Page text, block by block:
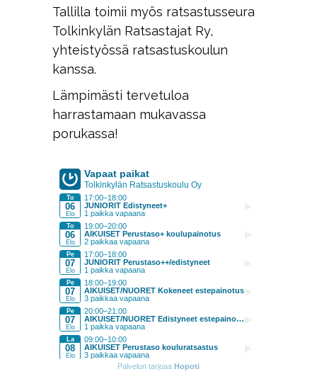
Tallilla toimii myös ratsastusseura
Tolkinkylän Ratsastajat Ry,
yhteistyössä ratsastuskoulun
kanssa.
Lämpimästi tervetuloa
harrastamaan mukavassa
porukassa!